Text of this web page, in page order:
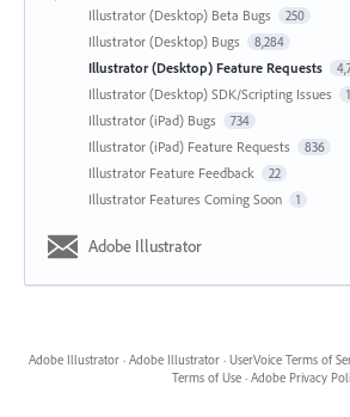
Illustrator (Desktop) Beta Bugs 250
Illustrator (Desktop) Bugs 8,284
Illustrator (Desktop) Feature Requests
Illustrator (Desktop) SDK/Scripting Issues
Illustrator (iPad) Bugs 734
Illustrator (iPad) Feature Requests 836
Illustrator Feature Feedback 22
Illustrator Features Coming Soon 1
Adobe Illustrator
Adobe Illustrator · Adobe Illustrator · UserVoice Terms of
Terms of Use · Adobe Privacy